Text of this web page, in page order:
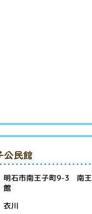
公民館
明石市南王子町9-3 南
館
衣川